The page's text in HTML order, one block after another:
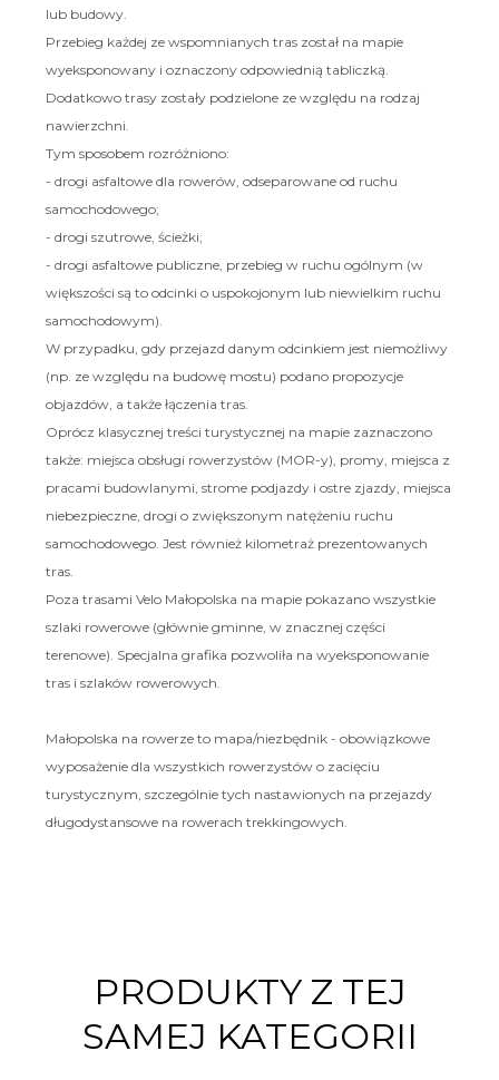
lub budowy.
Przebieg każdej ze wspomnianych tras został na mapie
wyeksponowany i oznaczony odpowiednią tabliczką.
Dodatkowo trasy zostały podzielone ze względu na rodzaj
nawierzchni.
Tym sposobem rozróżniono:
- drogi asfaltowe dla rowerów, odseparowane od ruchu
samochodowego;
- drogi szutrowe, ścieżki;
- drogi asfaltowe publiczne, przebieg w ruchu ogólnym (w
większości są to odcinki o uspokojonym lub niewielkim ruchu
samochodowym).
W przypadku, gdy przejazd danym odcinkiem jest niemożliwy
(np. ze względu na budowę mostu) podano propozycje
objazdów, a także łączenia tras.
Oprócz klasycznej treści turystycznej na mapie zaznaczono
także: miejsca obsługi rowerzystów (MOR-y), promy, miejsca z
pracami budowlanymi, strome podjazdy i ostre zjazdy, miejsca
niebezpieczne, drogi o zwiększonym natężeniu ruchu
samochodowego. Jest również kilometraż prezentowanych
tras.
Poza trasami Velo Małopolska na mapie pokazano wszystkie
szlaki rowerowe (głównie gminne, w znacznej części
terenowe). Specjalna grafika pozwoliła na wyeksponowanie
tras i szlaków rowerowych.
Małopolska na rowerze to mapa/niezbędnik - obowiązkowe
wyposażenie dla wszystkich rowerzystów o zacięciu
turystycznym, szczególnie tych nastawionych na przejazdy
długodystansowe na rowerach trekkingowych.
PRODUKTY Z TEJ
SAMEJ KATEGORII